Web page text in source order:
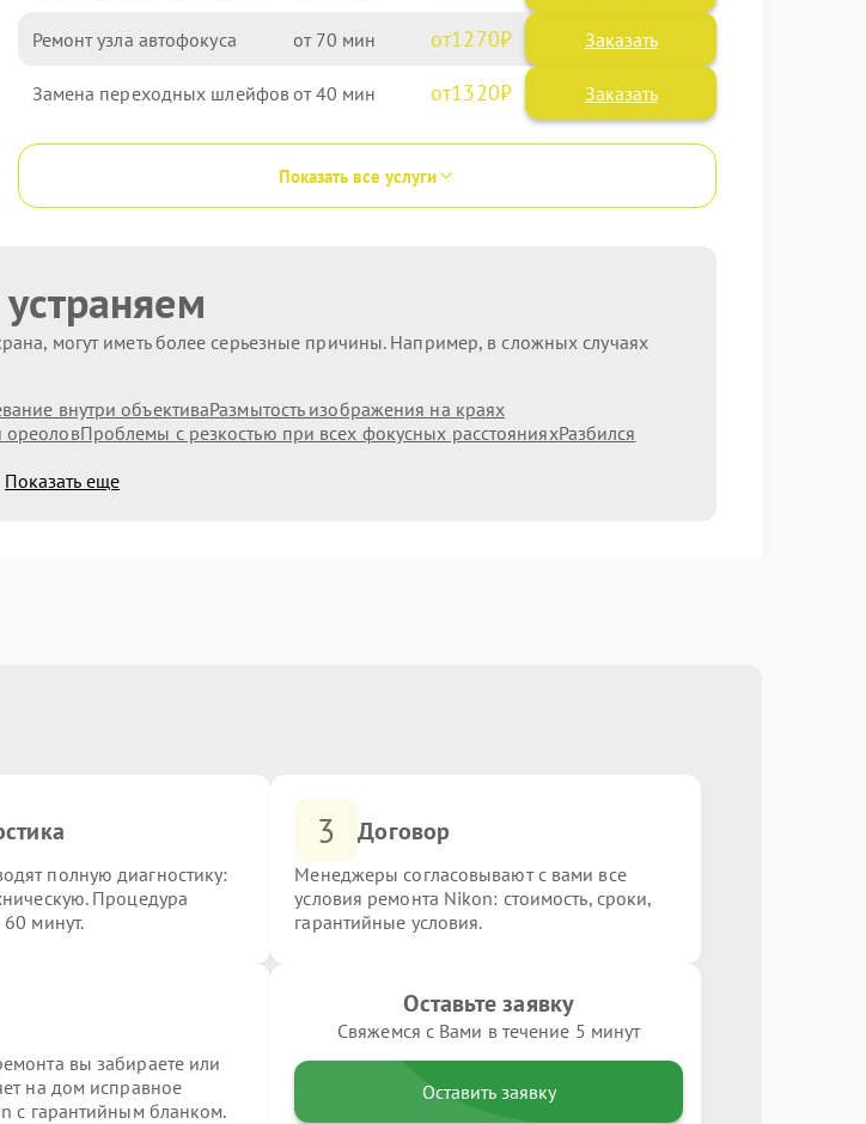
Ремонт узла автофокуса 70 1270
Замена переходных шлейфов 40 1320
Показать все услуги
могут иметь более серьезные причины. Например, в сложных случаях
внутри объективаРазмытость изображения на краях
ореоловПроблемы с резкостью при всех фокусных расстоянияхРазбился
Показать еще
полную диагностику:
Процедура
минут.
3 Договор
Менеджеры согласовывают с вами все
условия ремонта Nikon: стоимость, сроки,
гарантийные условия.
вы забираете или
на дом исправное
с гарантийным бланком.
Оставьте заявку
Свяжемся с Вами в течение 5 минут
Оставить заявку